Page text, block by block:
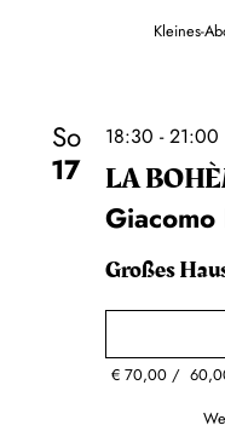
Kleines-
So
17
18:30 - 21:00
LA
Giacomo
Großes
€ 70,00